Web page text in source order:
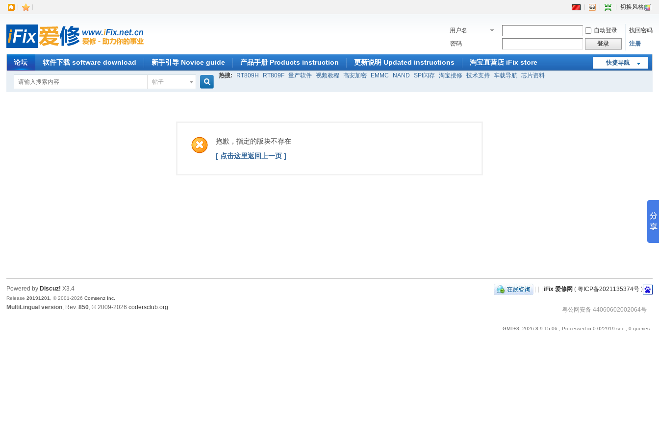
切换风格
用户名 自动登录
找回密码
密码
登录 注册
快捷导航
论坛 软件下载 software download 新手引导 Novice guide 产品手册 Products instruction 更新说明 Updated instructions 淘宝直营店 iFix store
帖子
索
热搜: RT809H RT809F 量产软件 视频教程 高安加密 EMMC NAND SPI闪存 淘宝接修 技术支持 车载导航 芯片资料
抱歉，指定的版块不存在
[ 点击这里返回上一页 ]
| | | iFix 爱修网 ( 粤ICP备2021135374号)
粤公网安备 44060602002064号
GMT+8, 2026-8-9 15:06 , Processed in 0.022919 sec., 0 queries .
Powered by Discuz! X3.4
Release20191201 , © 2001-2026Comsenz Inc.
MultiLingual version, Rev.850, © 2009-2026codersclub.org